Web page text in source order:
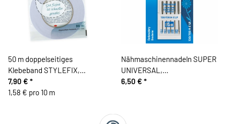
50 m doppelseitiges
Klebeband STYLEFIX,
farbenmix
7,90 € *
1,58 € pro 10 m
Nähmaschinennadeln SUPER
UNIVERSAL,
antihaftbeschichtet, Stärke
6,50 € *